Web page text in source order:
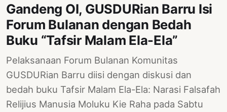
Gandeng OI, GUSDURian Barru Isi
Forum Bulanan dengan Bedah
Buku “Tafsir Malam Ela-Ela”
Pelaksanaan Forum Bulanan Komunitas
GUSDURian Barru diisi dengan diskusi dan
bedah buku Tafsir Malam Ela-Ela: Narasi Falsafah
Relijius Manusia Moluku Kie Raha pada Sabtu